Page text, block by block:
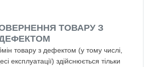
ТОВАРУ З
товару з дефектом (у тому числі,
експлуатації) здійснюється тільки